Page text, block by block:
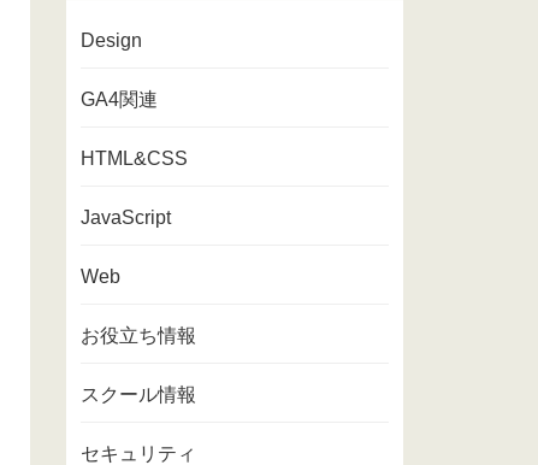
Design
GA4関連
HTML&CSS
JavaScript
Web
お役立ち情報
スクール情報
セキュリティ